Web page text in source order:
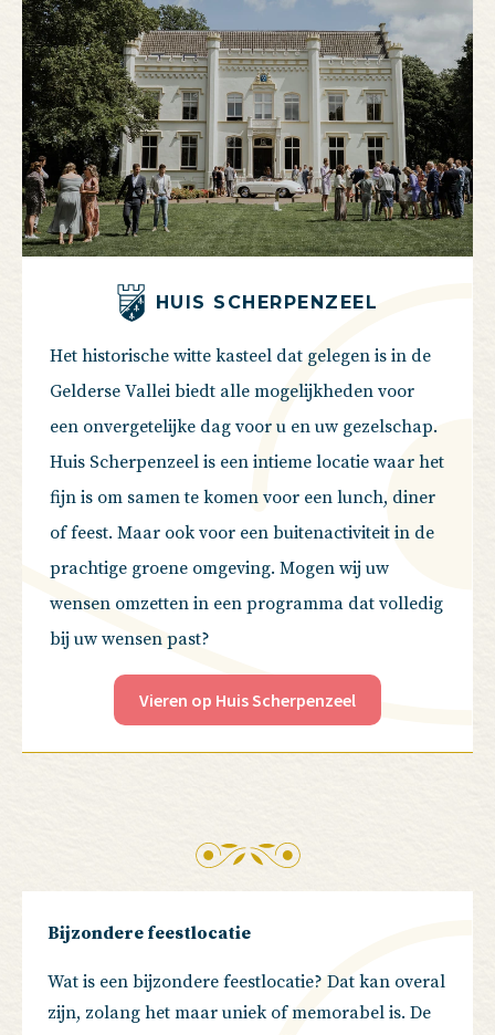
HUIS SCHERPENZEEL
Het historische witte kasteel dat gelegen is in de
Gelderse Vallei biedt alle mogelijkheden voor
een onvergetelijke dag voor u en uw gezelschap.
Huis Scherpenzeel is een intieme locatie waar het
fijn is om samen te komen voor een lunch, diner
of feest. Maar ook voor een buitenactiviteit in de
prachtige groene omgeving. Mogen wij uw
wensen omzetten in een programma dat volledig
bij uw wensen past?
Vieren op Huis Scherpenzeel
Bijzondere feestlocatie
Wat is een bijzondere feestlocatie? Dat kan overal
zijn, zolang het maar uniek of memorabel is. De